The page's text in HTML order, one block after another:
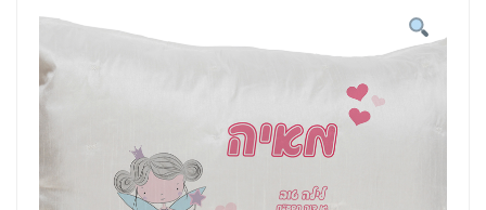
פיה
עם
כתר